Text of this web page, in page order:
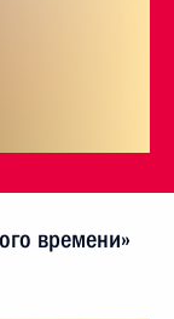
времени»